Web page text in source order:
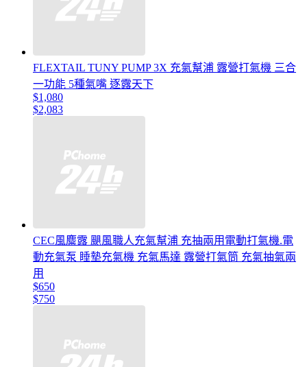
FLEXTAIL TUNY PUMP 3X 充氣幫浦 露營打氣機 三合
一功能 5種氣嘴 逐露天下
$1,080
$2,083
CEC風麋露 颶風職人充氣幫浦 充抽兩用電動打氣機.電
動充氣泵 睡墊充氣機 充氣馬達 露營打氣筒 充氣抽氣兩
用
$650
$750